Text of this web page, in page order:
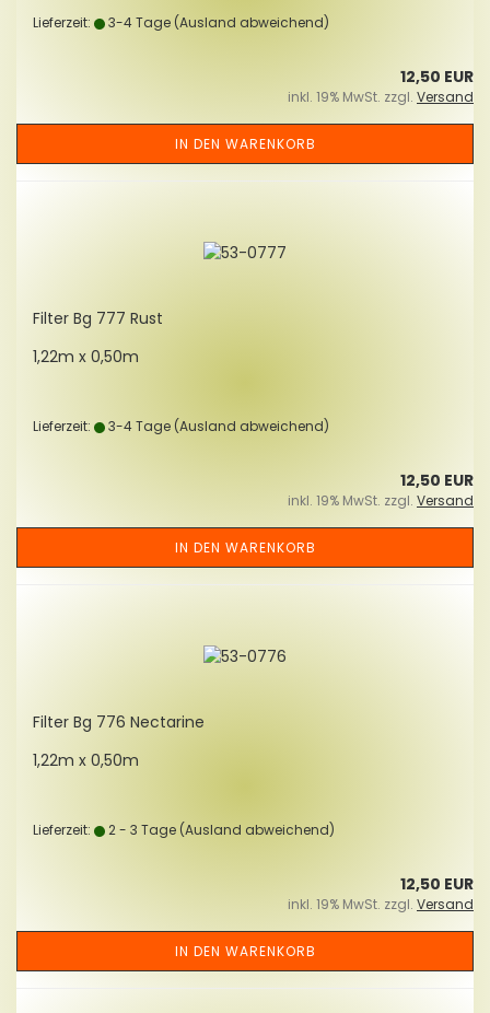
Lieferzeit: 3-4 Tage (Ausland abweichend)
12,50 EUR
inkl. 19% MwSt. zzgl. Versand
IN DEN WARENKORB
Fil­ter Bg 777 Rust
1,22m x 0,50m
Lieferzeit: 3-4 Tage (Ausland abweichend)
12,50 EUR
inkl. 19% MwSt. zzgl. Versand
IN DEN WARENKORB
Fil­ter Bg 776 Nec­ta­ri­ne
1,22m x 0,50m
Lieferzeit: 2 - 3 Tage (Ausland abweichend)
12,50 EUR
inkl. 19% MwSt. zzgl. Versand
IN DEN WARENKORB